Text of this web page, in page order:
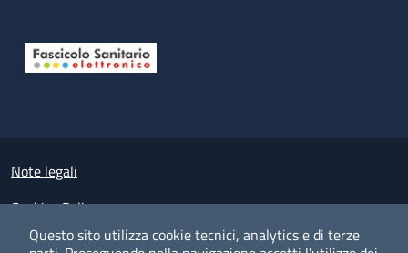
Questo sito utilizza cookie tecnici, analytics e di terze
Small prints
Note legali
Cookies Policy
Policy privacy e protezione del dato personale